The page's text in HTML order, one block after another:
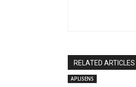
RELATED ARTICLES
APLISENS